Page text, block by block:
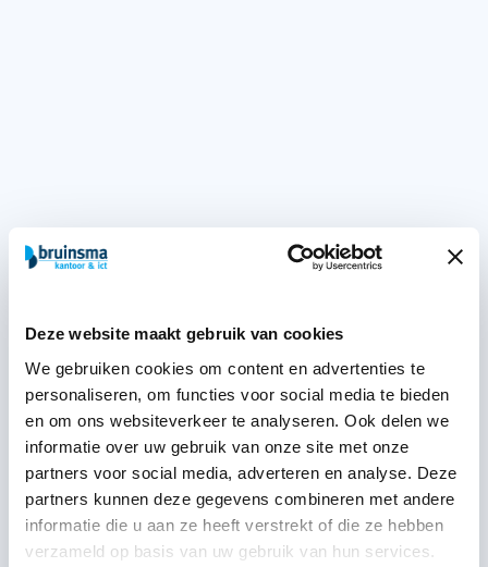
Deze website maakt gebruik van cookies
We gebruiken cookies om content en advertenties te
personaliseren, om functies voor social media te bieden
en om ons websiteverkeer te analyseren. Ook delen we
informatie over uw gebruik van onze site met onze
partners voor social media, adverteren en analyse. Deze
partners kunnen deze gegevens combineren met andere
informatie die u aan ze heeft verstrekt of die ze hebben
verzameld op basis van uw gebruik van hun services.